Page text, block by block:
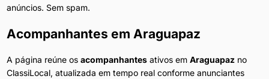
anúncios. Sem spam.
Acompanhantes em Araguapaz
A página reúne os acompanhantesativos em Araguapazno
ClassiLocal, atualizada em tempo real conforme anunciantes